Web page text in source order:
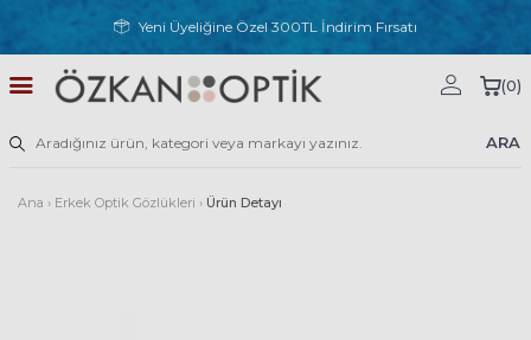
Yeni Üyeliğine Özel 300TL İndirim Fırsatı
ARA
(0)
Ana › Erkek Optik Gözlükleri › Ürün Detayı